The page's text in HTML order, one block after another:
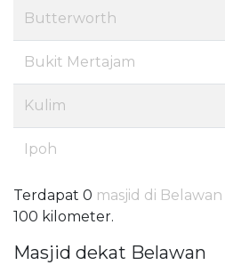
Butterworth
Bukit Mertajam
Kulim
Ipoh
Terdapat 0 masjid di Belawan
100 kilometer.
Masjid dekat Belawan